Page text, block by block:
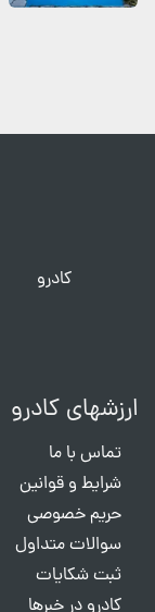
کادرو
ارزشهای کادرو
تماس با ما
شرایط و قوانین
حریم خصوصی
سوالات متداول
ثبت شکایات
کادرو در خبرها